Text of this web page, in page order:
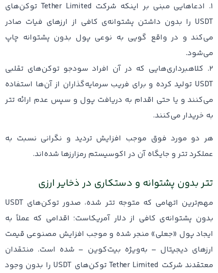
۱. ادعاهایی مبنی بر اینکه شرکت Tether Limited توکن‌های
USDT را بدون داشتن پشتوانه‌ی کافی از ارزهای فیات صادر
می‌کند و در واقع گویی به نوعی پول بدون پشتوانه چاپ
می‌شود.
۲. کلاهبرداری‌هایی که در آن افراد سودجو توکن‌های تقلبی
USDT تولید کرده و برای فریب سرمایه‌گذاران از آن‌ها استفاده
می‌کنند و یا حتی اقدام به دریافت پول و سپس عدم ارائه تتر
به خریدار می‌کنند.
هر دو مورد فوق موجب افزایش تردید و نگرانی نسبت به
عملکرد تتر و جایگاه آن در اکوسیستم رمزارزها شده‌اند.
تتر بدون پشتوانه و دستکاری در ذخایر ارزی
مهم‌ترین اتهامی که متوجه تتر شده، صدور توکن‌های USDT
بدون پشتوانه‌ی کافی از دلار آمریکاست؛ اقدامی که عملاً به
ایجاد پول «جعلی» منجر شده و موجب افزایش مصنوعی قیمت
ارزهای دیجیتال – به‌ویژه بیت‌کوین – شده است. منتقدان
معتقدند شرکت Tether Limited توکن‌های USDT را بدون وجود